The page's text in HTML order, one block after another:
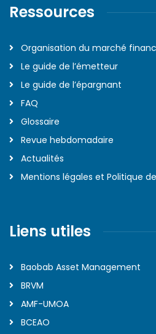
Ressources
Organisation du marché
Le guide de l’émetteur
Le guide de l’épargnant
FAQ
Glossaire
Revue hebdomadaire
Actualités
Mentions légales et Politique
Liens utiles
Baobab Asset Management
BRVM
AMF-UMOA
BCEAO